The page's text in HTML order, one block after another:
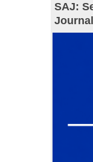
SAJ:
Journal